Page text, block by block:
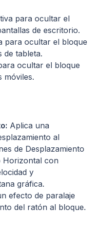
para ocultar el
de escritorio.
para ocultar el bloque
de tableta.
ocultar el bloque
móviles.
Aplica una
al
de Desplazamiento
Horizontal con
y
gráfica.
efecto de paralaje
del ratón al bloque.